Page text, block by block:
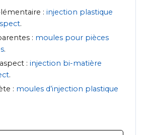
:injection plastique
.
: moules pour pièces
.
:injection bi-matière
.
: moules d’injection plastique